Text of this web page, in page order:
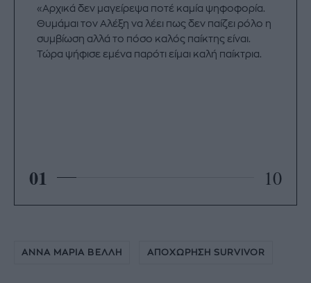
«Αρχικά δεν μαγείρεψα ποτέ καμία ψηφοφορία.
Θυμάμαι τον Αλέξη να λέει πως δεν παίζει ρόλο η
συμβίωση αλλά το πόσο καλός παίκτης είναι.
Τώρα ψήφισε εμένα παρότι είμαι καλή παίκτρια.
01 10
ΑΝΝΑ ΜΑΡΙΑ ΒΕΛΛΗ ΑΠΟΧΩΡΗΣΗ SURVIVOR